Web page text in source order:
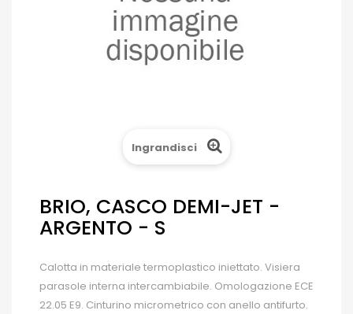
Ingrandisci
BRIO, CASCO DEMI-JET -
ARGENTO - S
Calotta in materiale termoplastico iniettato. Visiera
parasole interna intercambiabile. Omologazione ECE
22.05 E9. Cinturino micrometrico con anello antifurto.